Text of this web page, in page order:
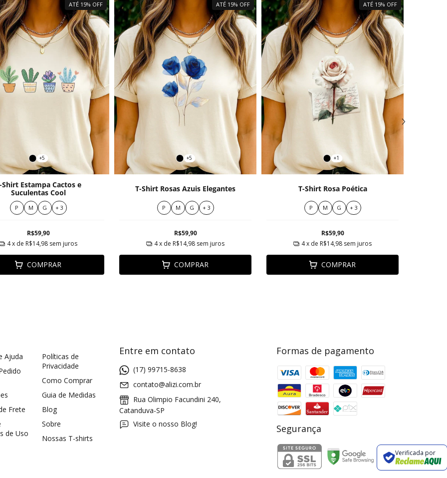
ATÉ 15% OFF
+5
Shirt Estampa Cactos e
Suculentas Cool
P M G + 3
R$59,90
4x de R$14,98 sem juros
COMPRAR
ATÉ 15% OFF
+5
T-Shirt Rosas Azuis Elegantes
P M G + 3
R$59,90
4x de R$14,98 sem juros
COMPRAR
ATÉ 15% OFF
+1
T-Shirt Rosa Poética
P M G + 3
R$59,90
4x de R$14,98 sem juros
COMPRAR
Ajuda
Frete
de Uso
Políticas de
Privacidade
Como Comprar
Guia de Medidas
Blog
Sobre
Nossas T-shirts
Entre em contato
(17) 99715-8638
contato@alizi.com.br
Rua Olimpio Facundini 240,
Catanduva-SP
Visite o nosso Blog!
Formas de pagamento
Segurança
Verificada por